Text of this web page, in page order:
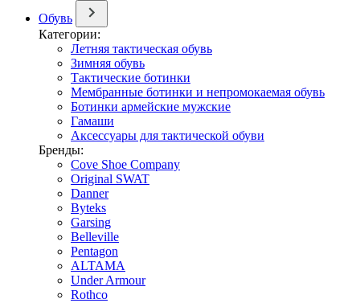
Обувь
Категории:
Летняя тактическая обувь
Зимняя обувь
Тактические ботинки
Мембранные ботинки и непромокаемая обувь
Ботинки армейские мужские
Гамаши
Аксессуары для тактической обуви
Бренды:
Cove Shoe Company
Original SWAT
Danner
Byteks
Garsing
Belleville
Pentagon
ALTAMA
Under Armour
Rothco